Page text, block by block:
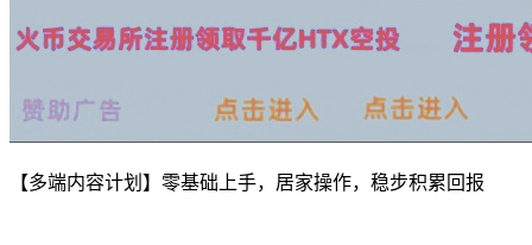
【多端内容计划】零基础上手，居家操作，稳步积累回报